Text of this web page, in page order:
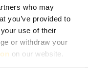
who may
you’ve provided to
use of their
or withdraw your
on our website.